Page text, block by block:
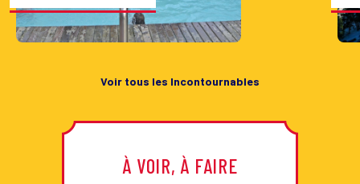
Voir tous les Incontournables
À VOIR, À FAIRE